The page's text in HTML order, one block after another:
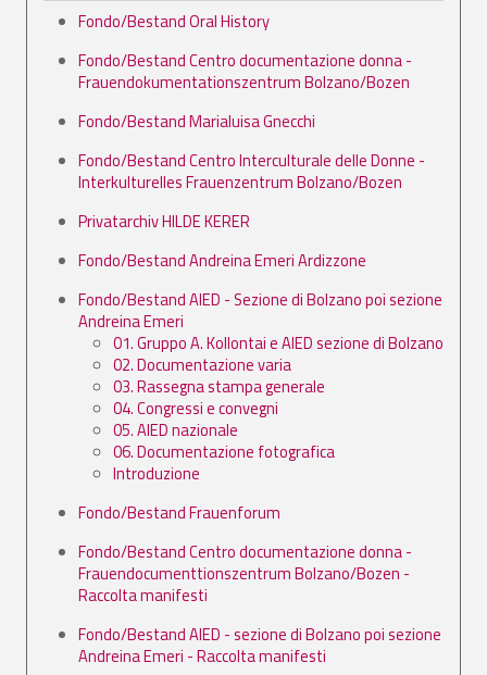
Fondo/Bestand Oral History
Fondo/Bestand Centro documentazione donna -
Frauendokumentationszentrum Bolzano/Bozen
Fondo/Bestand Marialuisa Gnecchi
Fondo/Bestand Centro Interculturale delle Donne -
Interkulturelles Frauenzentrum Bolzano/Bozen
Privatarchiv HILDE KERER
Fondo/Bestand Andreina Emeri Ardizzone
Fondo/Bestand AIED - Sezione di Bolzano poi sezione
Andreina Emeri
01. Gruppo A. Kollontai e AIED sezione di Bolzano
02. Documentazione varia
03. Rassegna stampa generale
04. Congressi e convegni
05. AIED nazionale
06. Documentazione fotografica
Introduzione
Fondo/Bestand Frauenforum
Fondo/Bestand Centro documentazione donna -
Frauendocumenttionszentrum Bolzano/Bozen -
Raccolta manifesti
Fondo/Bestand AIED - sezione di Bolzano poi sezione
Andreina Emeri - Raccolta manifesti